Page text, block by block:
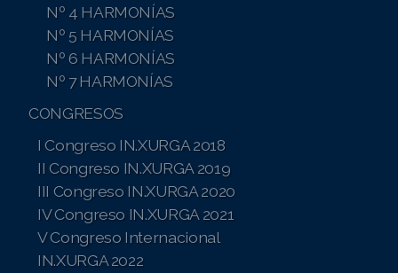
Nº 4 HARMONÍAS
Nº 5 HARMONÍAS
Nº 6 HARMONÍAS
Nº 7 HARMONÍAS
CONGRESOS
I Congreso IN.XURGA 2018
II Congreso IN.XURGA 2019
III Congreso IN.XURGA 2020
IV Congreso IN.XURGA 2021
V Congreso Internacional
IN.XURGA 2022